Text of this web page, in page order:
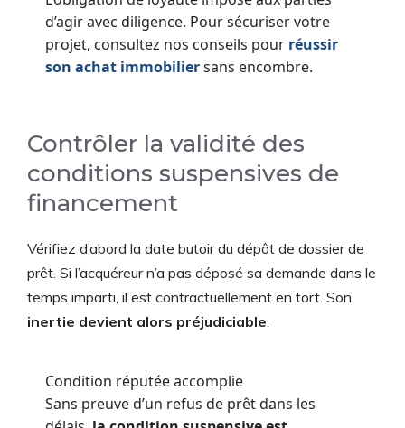
d’agir avec diligence. Pour sécuriser votre
projet, consultez nos conseils pour réussir
son achat immobiliersans encombre.
Contrôler la validité des
conditions suspensives de
financement
Vérifiez d’abord la date butoir du dépôt de dossier de
prêt. Si l’acquéreur n’a pas déposé sa demande dans le
temps imparti, il est contractuellement en tort. Son
inertie devient alors préjudiciable
Condition réputée accomplie
Sans preuve d’un refus de prêt dans les